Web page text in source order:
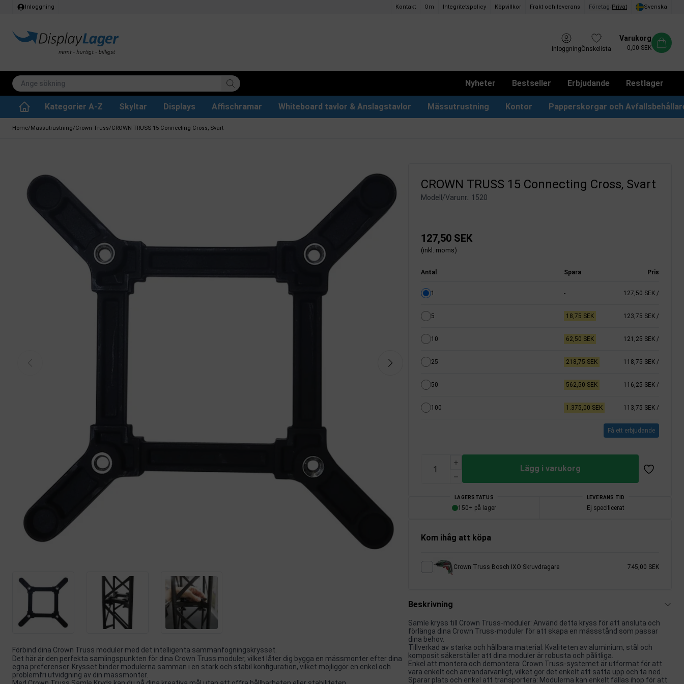
Inloggning Kontakt Om Integritetspolicy Köpvillkor Frakt och leverans Företag Privat Svenska
InloggningÖnskelista
Varukorg
0,00 SEK
Nyheter Bestseller Erbjudande Restlager
Kategorier A-Z Skyltar Displays Affischramar Whiteboard tavlor & Anslagstavlor Mässutrustning Kontor Papperskorgar och
Home/Mässutrustning/Crown Truss/CROWN TRUSS 15 Connecting Cross, Svart
Förbind dina Crown Truss moduler med det intelligenta sammanfogningskrysset.
Det här är den perfekta samlingspunkten för dina Crown Truss moduler, vilket låter dig bygga en mässmonter efter dina
egna preferenser. Krysset binder modulerna samman i en stark och stabil konfiguration, vilket möjliggör en enkel och
problemfri utvidgning av din mässmonter.
CROWN TRUSS 15 Connecting Cross, Svart
Modell/Varunr.: 1520
127,50 SEK
(inkl. moms)
Antal Spara Pris
1 - 127,50 SEK /
5 18,75 SEK 123,75 SEK /
10 62,50 SEK 121,25 SEK /
25 218,75 SEK 118,75 SEK /
50 562,50 SEK 116,25 SEK /
100 1.375,00 SEK 113,75 SEK /
Få ett erbjudande
Lägg i varukorg
LAGERSTATUS
150+ på lager
LEVERANS TID
Ej specificerat
Kom ihåg att köpa
Crown Truss Bosch IXO Skruvdragare 745,00 SEK
Beskrivning
Samle kryss till Crown Truss-moduler: Använd detta kryss för att ansluta och
förlänga dina Crown Truss-moduler för att skapa en mässstånd som passar
dina behov.
Tillverkad av starka och hållbara material: Kvaliteten av aluminium, stål och
komposit säkerställer att dina moduler är robusta och pålitliga.
Enkel att montera och demontera: Crown Truss-systemet är utformat för att
vara enkelt och användarvänligt, vilket gör det enkelt att sätta upp och ta ned.
Sparar plats och enkel att transportera: Modulerna kan enkelt fällas ihop för att